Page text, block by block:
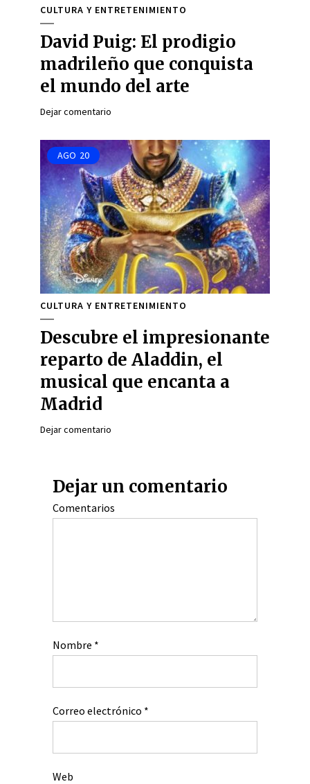
CULTURA Y ENTRETENIMIENTO
David Puig: El prodigio
madrileño que conquista
el mundo del arte
Dejar comentario
AGO 20
CULTURA Y ENTRETENIMIENTO
Descubre el impresionante
reparto de Aladdin, el
musical que encanta a
Madrid
Dejar comentario
Dejar un comentario
Comentarios
Nombre *
Correo electrónico *
Web